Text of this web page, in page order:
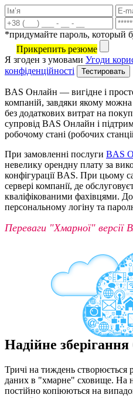
*придумайте пароль, который
Прикрепить резюме
Я згоден з умовами Угоди
конфіденційності
BAS Онлайн ― вигідне і
компаній, завдяки якому можна
без додаткових витрат на
супровід BAS Онлайн і
робочому стані (робочих
При замовленні послуги BAS
невелику орендну плату за
конфігурації BAS. При цьому
сервері компанії, де
кваліфікованими фахівцями.
персональному логіну та
Переваги "Хмарної" версії
Надійне зберігання
Тричі на тиждень створюється
даних в "хмарне" сховище. На
постійно копіюються на